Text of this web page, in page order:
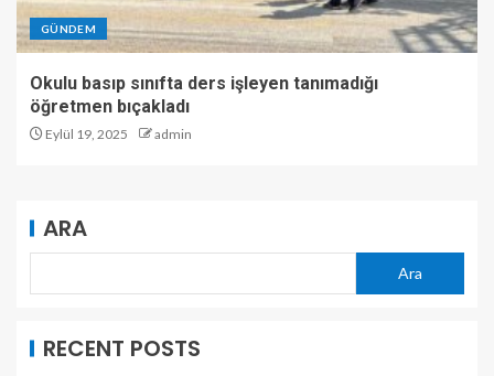
GÜNDEM
Okulu basıp sınıfta ders işleyen tanımadığı
öğretmen bıçakladı
Eylül 19, 2025 admin
ARA
Ara
RECENT POSTS